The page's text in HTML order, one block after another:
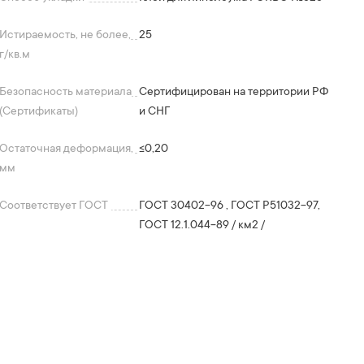
не более,
кв.м
25
материала Сертифицирован на территории РФ
и СНГ
деформация, ≤0,20
ГОСТ
ГОСТ 30402-96 , ГОСТ P51032-97,
ГОСТ 12.1.044-89 / км2 /